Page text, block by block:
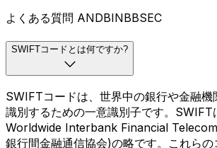
よくある質問 ANDBINBBSEC
SWIFTコードとは何ですか?
SWIFTコードは、世界中の銀行や金融機
識別するための一意識別子です。
Worldwide Interbank Financial
銀行間金融通信協会)の略です。これら